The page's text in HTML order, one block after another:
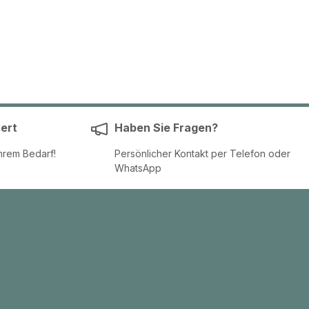
Bedarf!
Haben Sie Fragen?
Persönlicher Kontakt per Telefon oder
WhatsApp